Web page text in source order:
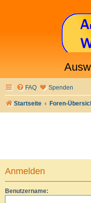
FAQ Spenden
Startseite Foren-
Anmelden
Benutzername: